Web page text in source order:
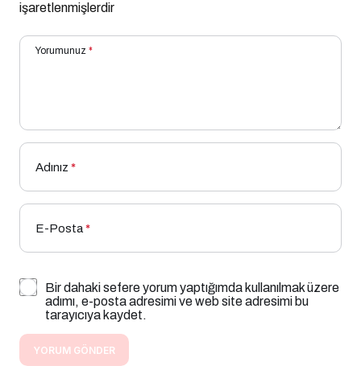
işaretlenmişlerdir
Yorumunuz *
Adınız *
E-Posta*
Bir dahaki sefere yorum yaptığımda kullanılmak üzere
adımı, e-posta adresimi ve web site adresimi bu
tarayıcıya kaydet.
YORUM GÖNDER